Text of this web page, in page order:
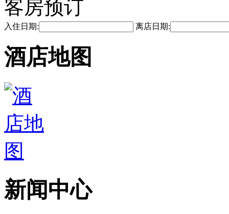
客房预订
入住日期: 离店日期:
酒店地图
新闻中心